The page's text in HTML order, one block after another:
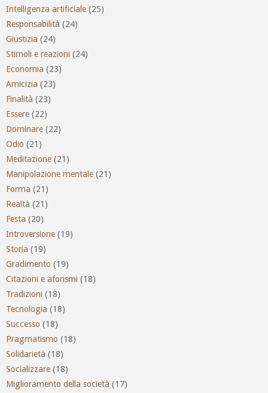
Intelligenza artificiale (25)
Responsabilità (24)
Giustizia (24)
Stimoli e reazioni (24)
Economia (23)
Amicizia (23)
Finalità (23)
Essere (22)
Dominare (22)
Odio (21)
Meditazione (21)
Manipolazione mentale (21)
Forma (21)
Realtà (21)
Festa (20)
Introversione (19)
Storia (19)
Gradimento (19)
Citazioni e aforismi (18)
Tradizioni (18)
Tecnologia (18)
Successo (18)
Pragmatismo (18)
Solidarietà (18)
Socializzare (18)
Miglioramento della società (17)